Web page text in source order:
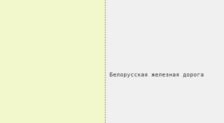
Белорусская железная дорога